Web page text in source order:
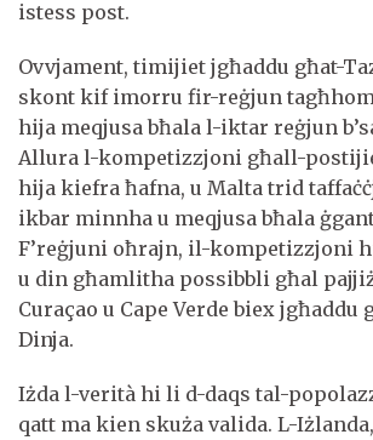
istess post.
Ovvjament, timijiet jgħaddu għat-
skont kif imorru fir-reġjun
hija meqjusa bħala l-iktar reġjun
Allura l-kompetizzjoni għall-
hija kiefra ħafna, u Malta trid
ikbar minnha u meqjusa bħala
F’reġjuni oħrajn, il-kompetizzjoni
u din għamlitha possibbli għal
Curaçao u Cape Verde biex jgħaddu
Dinja.
Iżda l-verità hi li d-daqs tal-
qatt ma kien skuża valida. L-